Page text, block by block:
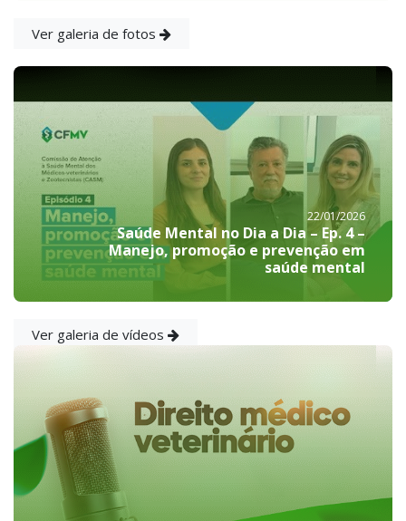
Ver galeria de fotos
22/01/2026
Saúde Mental no Dia a Dia – Ep. 4 –
Manejo, promoção e prevenção em
saúde mental
Ver galeria de vídeos